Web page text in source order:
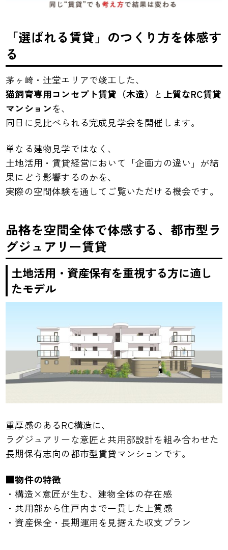
「選ばれる賃貸」のつくり方を体感す
る
茅ヶ崎・辻堂エリアで竣工した、
猫飼育専用コンセプト賃貸（木造） と上質なRC賃貸
マンションを、
同日に見比べられる完成見学会を開催します。
単なる建物見学ではなく、
土地活用・賃貸経営において「企画力の違い」が結
果にどう影響するのかを、
実際の空間体験を通してご覧いただける機会です。
品格を空間全体で体感する、都市型ラ
グジュアリー賃貸
土地活用・資産保有を重視する方に適し
たモデル
重厚感のあるRC構造に、
ラグジュアリーな意匠と共用部設計を組み合わせた
長期保有志向の都市型賃貸マンションです。
■物件の特徴
・構造×意匠が生む、建物全体の存在感
・共用部から住戸内まで一貫した上質感
・資産保全・長期運用を見据えた収支プラン